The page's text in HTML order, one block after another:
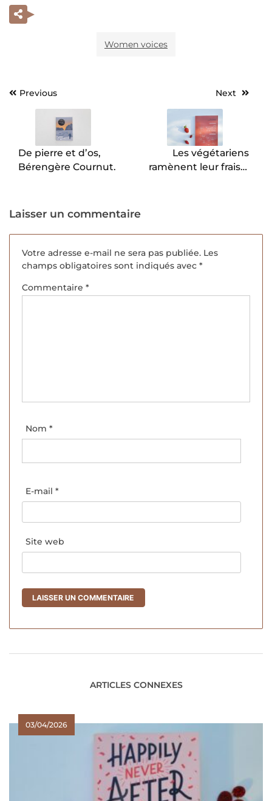
Women voices
Navigation
l’article
Previous
De pierre et d’os,
Bérengère Cournut.
Next
Les végétariens
ramènent leur fraise,
Laisser un commentaire
Votre adresse e-mail ne sera pas publiée. Les
champs obligatoires sont indiqués avec *
Commentaire *
Nom *
E-mail *
Site web
ARTICLES CONNEXES
03/04/2026